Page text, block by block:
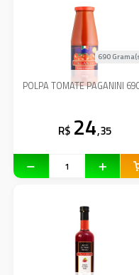
POLPA TOMATE PAGANINI
690
R$ 24,35